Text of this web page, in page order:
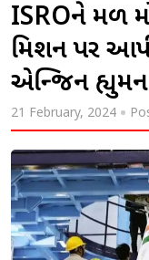
ISROને મળી
મિશન પર
એન્જિન હ્યુમન
21 February, 2024